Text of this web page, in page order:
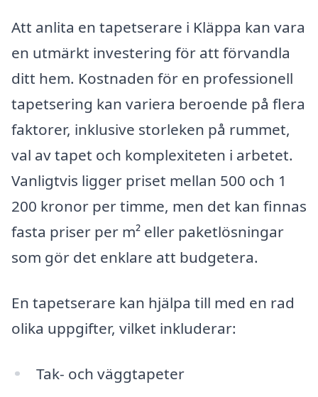
Att anlita en tapetserare i Kläppa kan vara
en utmärkt investering för att förvandla
ditt hem. Kostnaden för en professionell
tapetsering kan variera beroende på flera
faktorer, inklusive storleken på rummet,
val av tapet och komplexiteten i arbetet.
Vanligtvis ligger priset mellan 500 och 1
200 kronor per timme, men det kan finnas
fasta priser per m² eller paketlösningar
som gör det enklare att budgetera.
En tapetserare kan hjälpa till med en rad
olika uppgifter, vilket inkluderar:
Tak- och väggtapeter